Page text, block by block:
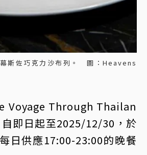
斯佐巧克力沙布列。 圖：Heavens
Voyage Through Thailan
即日起至2025/12/30，於
日供應17:00-23:00的晚餐